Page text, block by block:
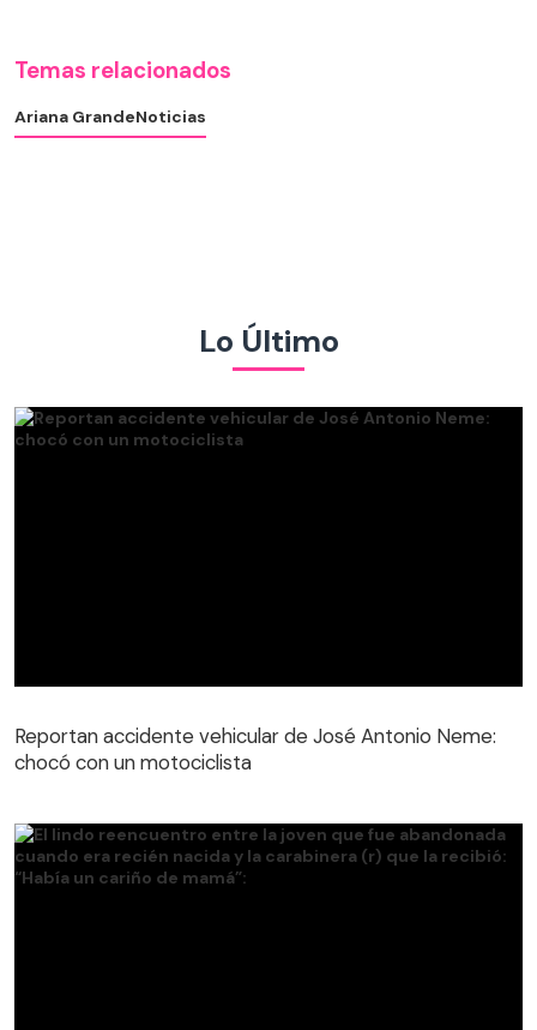
Temas relacionados
Ariana GrandeNoticias
Lo Último
Reportan accidente vehicular de José Antonio Neme:
chocó con un motociclista